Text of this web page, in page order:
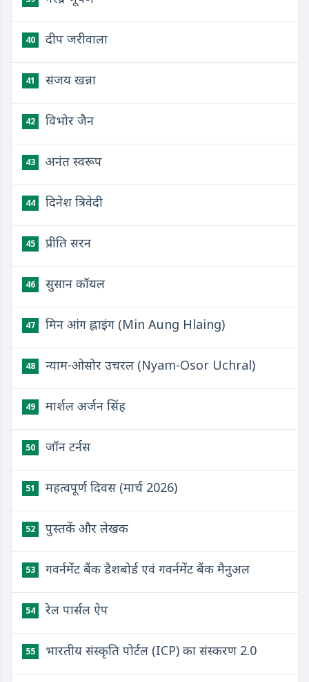
40 दीप जरीवाला
41 संजय खन्ना
42 विभोर जैन
43 अनंत स्वरूप
44 दिनेश त्रिवेदी
45 प्रीति सरन
46 सुसान कॉयल
47 मिन आंग ह्लाइंग (Min Aung Hlaing)
48 न्याम-ओसोर उचरल (Nyam-Osor Uchral)
49 मार्शल अर्जन सिंह
50 जॉन टर्नस
51 महत्वपूर्ण दिवस (मार्च 2026)
52 पुस्तकें और लेखक
53 गवर्नमेंट बैंक डैशबोर्ड एवं गवर्नमेंट बैंक मैनुअल
54 रेल पार्सल ऐप
55 भारतीय संस्कृति पोर्टल (ICP) का संस्करण 2.0